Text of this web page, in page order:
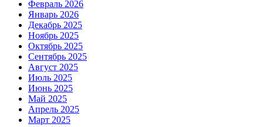
Февраль 2026
Январь 2026
Декабрь 2025
Ноябрь 2025
Октябрь 2025
Сентябрь 2025
Август 2025
Июль 2025
Июнь 2025
Май 2025
Апрель 2025
Март 2025